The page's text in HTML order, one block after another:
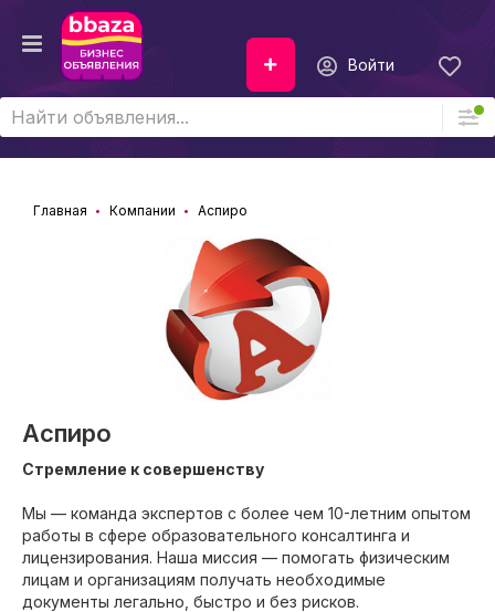
Войти
Главная Компании Аспиро
Аспиро
Стремление к совершенству
Мы — команда экспертов с более чем 10-летним опытом
работы в сфере образовательного консалтинга и
лицензирования. Наша миссия — помогать физическим
лицам и организациям получать необходимые
документы легально, быстро и без рисков.